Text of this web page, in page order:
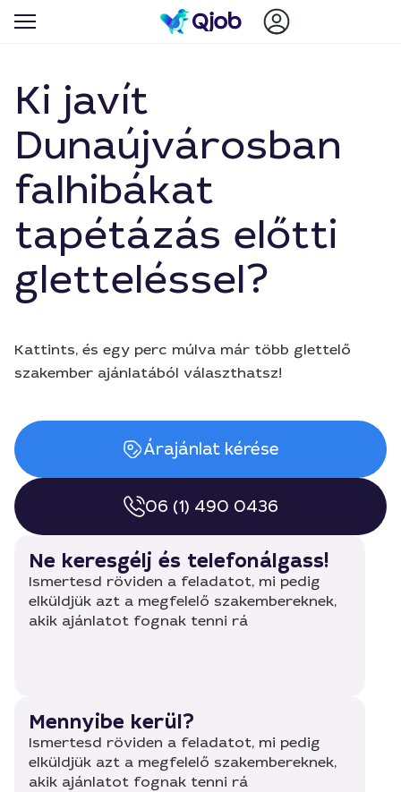
Ki javít
Dunaújvárosban
falhibákat
tapétázás előtti
gletteléssel?
Kattints, és egy perc múlva már több glettelő
szakember ajánlatából választhatsz!
Árajánlat kérése
06 (1) 490 0436
Ne keresgélj és telefonálgass!
Ismertesd röviden a feladatot, mi pedig
elküldjük azt a megfelelő szakembereknek,
akik ajánlatot fognak tenni rá
Mennyibe kerül?
Ismertesd röviden a feladatot, mi pedig
elküldjük azt a megfelelő szakembereknek,
akik ajánlatot fognak tenni rá